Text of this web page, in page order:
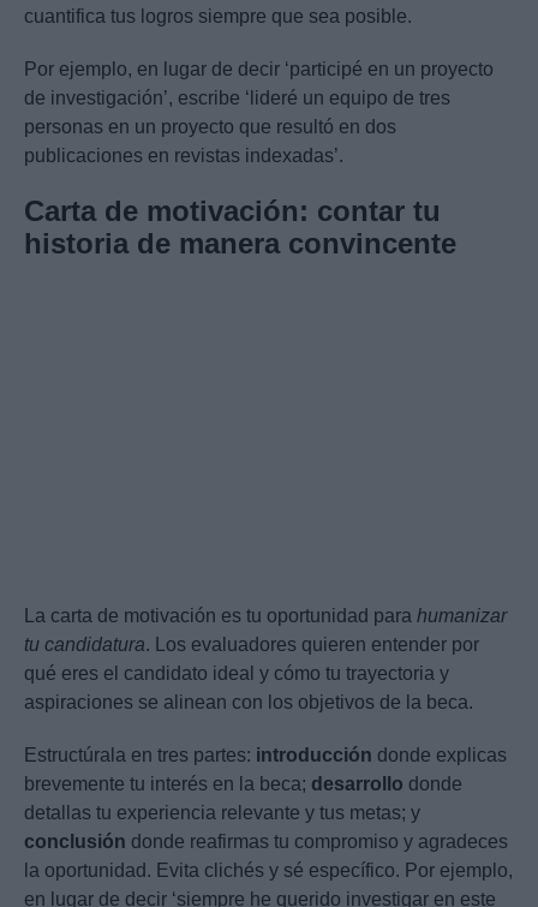
cuantifica tus logros siempre que sea posible.
Por ejemplo, en lugar de decir ‘participé en un proyecto
de investigación’, escribe ‘lideré un equipo de tres
personas en un proyecto que resultó en dos
publicaciones en revistas indexadas’.
Carta de motivación: contar tu
historia de manera convincente
La carta de motivación es tu oportunidad para humanizar
tu candidatura. Los evaluadores quieren entender por
qué eres el candidato ideal y cómo tu trayectoria y
aspiraciones se alinean con los objetivos de la beca.
Estructúrala en tres partes: introducción donde explicas
brevemente tu interés en la beca; desarrollo donde
detallas tu experiencia relevante y tus metas; y
conclusión donde reafirmas tu compromiso y agradeces
la oportunidad. Evita clichés y sé específico. Por ejemplo,
en lugar de decir ‘siempre he querido investigar en este